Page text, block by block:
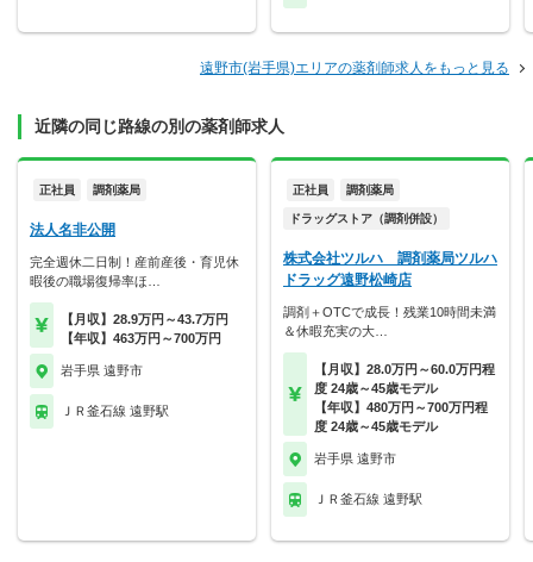
遠野市(岩手県)エリアの薬剤師求人をもっと見る
近隣の同じ路線の別の薬剤師求人
正社員 調剤薬局
法人名非公開
完全週休二日制！産前産後・育児休
暇後の職場復帰率ほ…
【月収】28.9万円～43.7万円
【年収】463万円～700万円
岩手県 遠野市
ＪＲ釜石線 遠野駅
正社員 調剤薬局
ドラッグストア（調剤併設）
株式会社ツルハ 調剤薬局ツルハ
ドラッグ遠野松崎店
調剤＋OTCで成長！残業10時間未満
＆休暇充実の大…
【月収】28.0万円～60.0万円程
度 24歳～45歳モデル
【年収】480万円～700万円程
度 24歳～45歳モデル
岩手県 遠野市
ＪＲ釜石線 遠野駅